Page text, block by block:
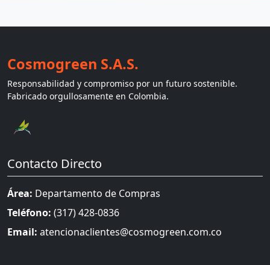
Cosmogreen S.A.S.
Responsabilidad y compromiso por un futuro sostenible.
Fabricado orgullosamente en Colombia.
Contacto Directo
Área: Departamento de Compras
Teléfono: (317) 428-0836
Email: atencionaclientes@cosmogreen.com.co